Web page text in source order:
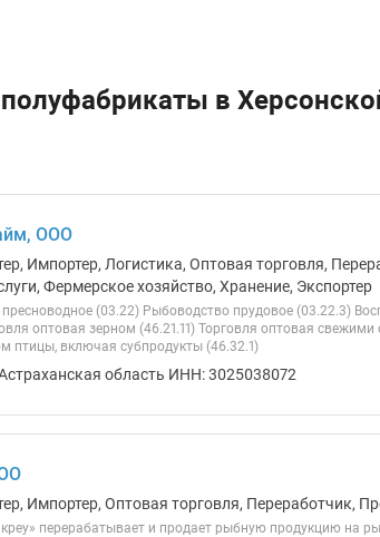
в
ООО
Импортер, Логистика, Оптовая торговля,
Фермерское хозяйство, Хранение, Экспортер
(03.22) Рыбоводство прудовое (03.22.3)
оптовая зерном (46.21.11) Торговля оптовая
птицы, включая субпродукты (46.32.1)
область ИНН: 3025038072
Импортер, Оптовая торговля, Переработчик,
перерабатывает и продает рыбную продукцию на